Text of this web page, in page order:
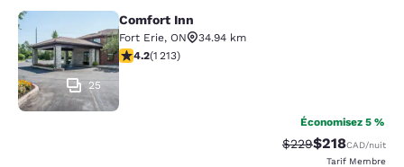
Comfort Inn
25
Comfort Inn
Fort Erie, ON
34.94 km
4.16 étoiles. Très Bien. 1213 commentaires
4.2(1 213)
Économisez 5 %
Tarif barré :
$229Tarif réduit :
$218CAD/nuit
Tarif Membre